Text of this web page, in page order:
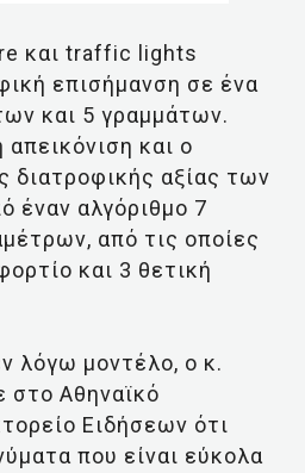
και traffic lights
επισήμανση σε ένα
και 5 γραμμάτων.
απεικόνιση και ο
διατροφικής αξίας των
έναν αλγόριθμο 7
από τις οποίες
και 3 θετική
λόγω μοντέλο, ο κ.
στο Αθηναϊκό
Ειδήσεων ότι
που είναι εύκολα